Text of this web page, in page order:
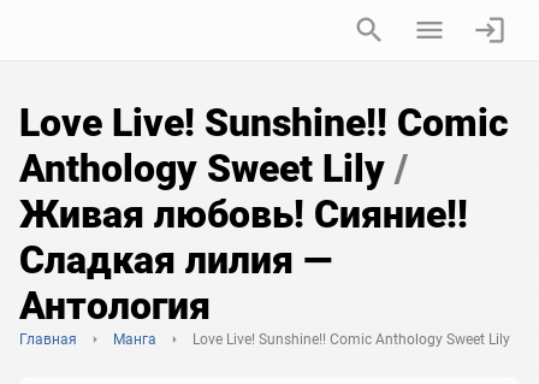
Love Live! Sunshine!! Comic
Anthology Sweet Lily /
Живая любовь! Сияние!!
Сладкая лилия —
Антология
Главная Манга Love Live! Sunshine!! Comic Anthology Sweet Lily